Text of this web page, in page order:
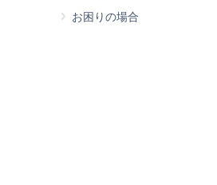
お困りの場合
完全にアップグレードされ、
定性、機能、外観が目に見えて
テストでは、新しいシス
バックアップと復元のタ
超大規模インスタンス